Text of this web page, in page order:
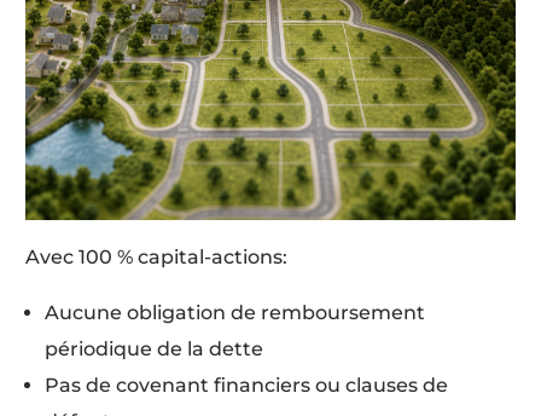
Avec 100 % capital-actions:
Aucune obligation de remboursement
périodique de la dette
Pas de covenant financiers ou clauses de